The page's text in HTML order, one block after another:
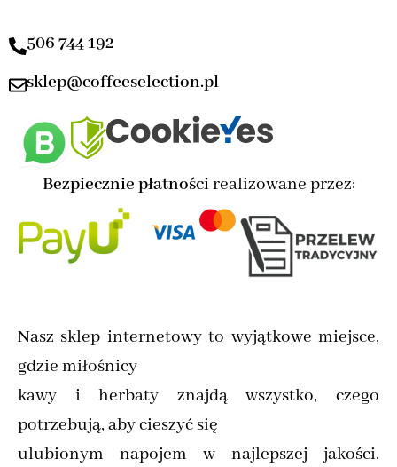
506 744 192
sklep@coffeeselection.pl
Bezpiecznie płatnościrealizowane przez:
Nasz sklep internetowy to wyjątkowe miejsce,
gdzie miłośnicy
kawy i herbaty znajdą wszystko, czego
potrzebują, aby cieszyć się
ulubionym napojem w najlepszej jakości.